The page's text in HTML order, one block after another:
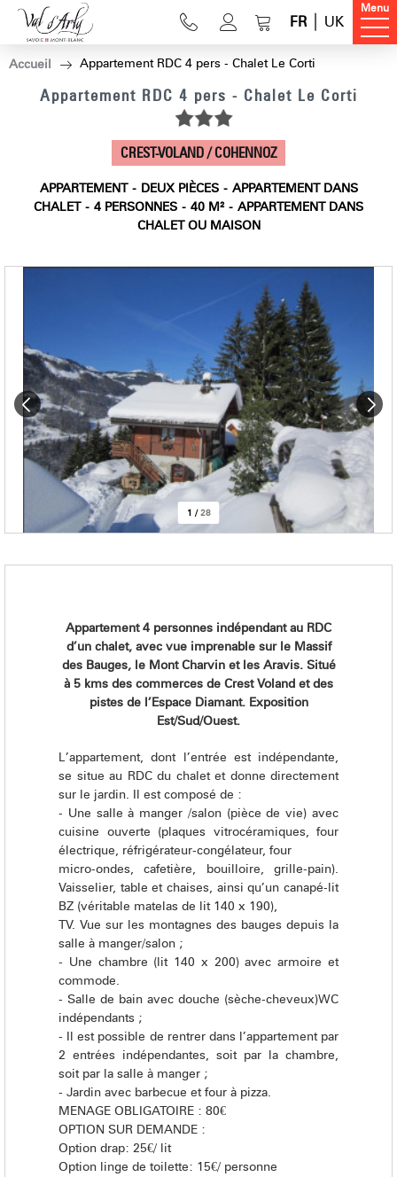
FR UK
Menu
Accueil Appartement RDC 4 pers - Chalet Le Corti
Appartement RDC 4 pers - Chalet Le Corti
CREST-VOLAND / COHENNOZ
APPARTEMENT DEUX PIÈCES
APPARTEMENT DANS
CHALET
4 PERSONNES 40 M²
APPARTEMENT DANS
CHALET OU MAISON
1 /28
Appartement 4 personnes indépendant au RDC
d’un chalet, avec vue imprenable sur le Massif
des Bauges, le Mont Charvin et les Aravis. Situé
à 5 kms des commerces de Crest Voland et des
pistes de l’Espace Diamant. Exposition
Est/Sud/Ouest.
L’appartement, dont l’entrée est indépendante,
se situe au RDC du chalet et donne directement
sur le jardin. Il est composé de :
- Une salle à manger /salon (pièce de vie) avec
cuisine ouverte (plaques vitrocéramiques, four
électrique, réfrigérateur-congélateur, four
micro-ondes, cafetière, bouilloire, grille-pain).
Vaisselier, table et chaises, ainsi qu’un canapé-lit
BZ (véritable matelas de lit 140 x 190),
TV. Vue sur les montagnes des bauges depuis la
salle à manger/salon ;
- Une chambre (lit 140 x 200) avec armoire et
commode.
- Salle de bain avec douche (sèche-cheveux)WC
indépendants ;
- Il est possible de rentrer dans l’appartement par
2 entrées indépendantes, soit par la chambre,
soit par la salle à manger ;
- Jardin avec barbecue et four à pizza.
MENAGE OBLIGATOIRE : 80€
OPTION SUR DEMANDE :
Option drap: 25€/ lit
Option linge de toilette: 15€/ personne